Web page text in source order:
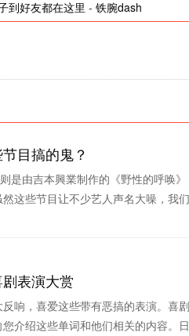
到好友都在这里 - 铁腕dash
目搞的鬼？
是由吉本興業制作的《野性的呼唤
这些节目让不少艺人声名大噪，我
表演大赏
响，喜爱这些带有恶搞的表演。喜
介绍这些单词和他们相关的内容。